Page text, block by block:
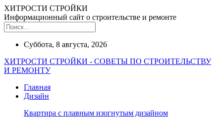
ХИТРОСТИ СТРОЙКИ
Информационный сайт о строительстве и ремонте
Суббота, 8 августа, 2026
ХИТРОСТИ СТРОЙКИ - СОВЕТЫ ПО СТРОИТЕЛЬСТВУ
И РЕМОНТУ
Главная
Дизайн
Квартира с плавным изогнутым дизайном